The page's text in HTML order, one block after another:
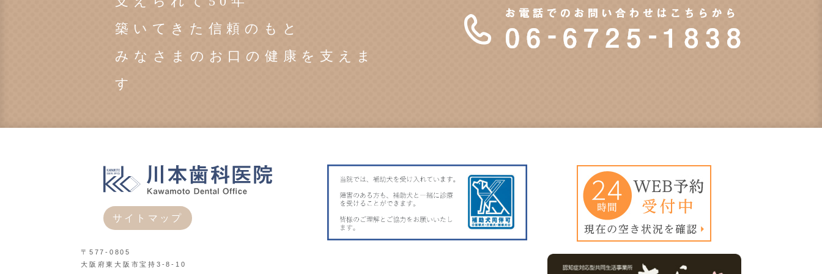
築いてきた信頼のもと
みなさまのお口の健康を支えま
す
サイトマップ
〒577-0805
大阪府東大阪市宝持3-8-10